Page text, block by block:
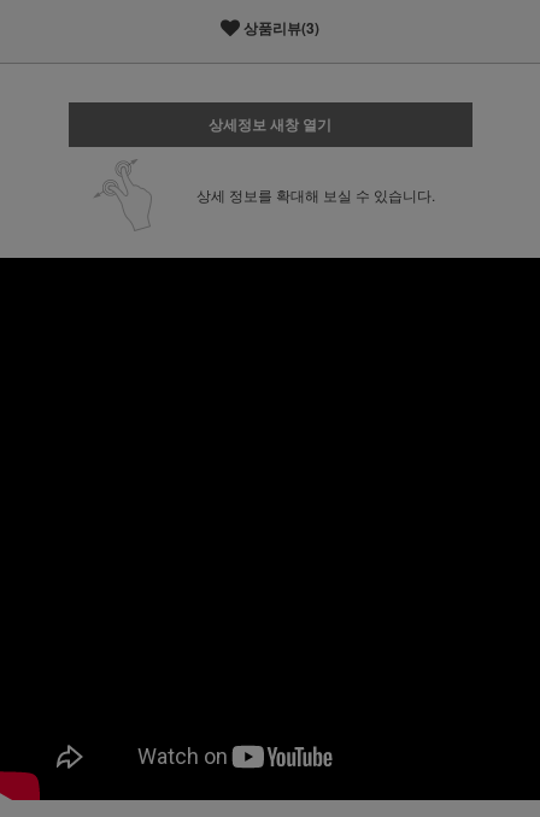
상품리뷰(3)
상세정보 새창 열기
상세 정보를 확대해 보실 수 있습니다.